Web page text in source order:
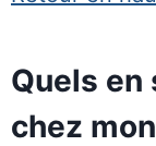
Quels
chez